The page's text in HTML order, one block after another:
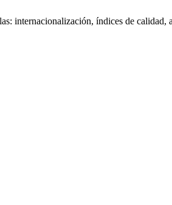
internacionalización, índices de